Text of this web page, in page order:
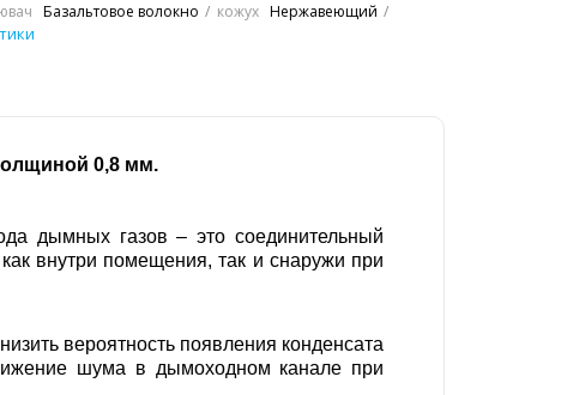
Базальтовое волокно кожух Нержавеющий
0,8 мм.
дымных газов – это соединительный
внутри помещения, так и снаружи при
вероятность появления конденсата
шума в дымоходном канале при